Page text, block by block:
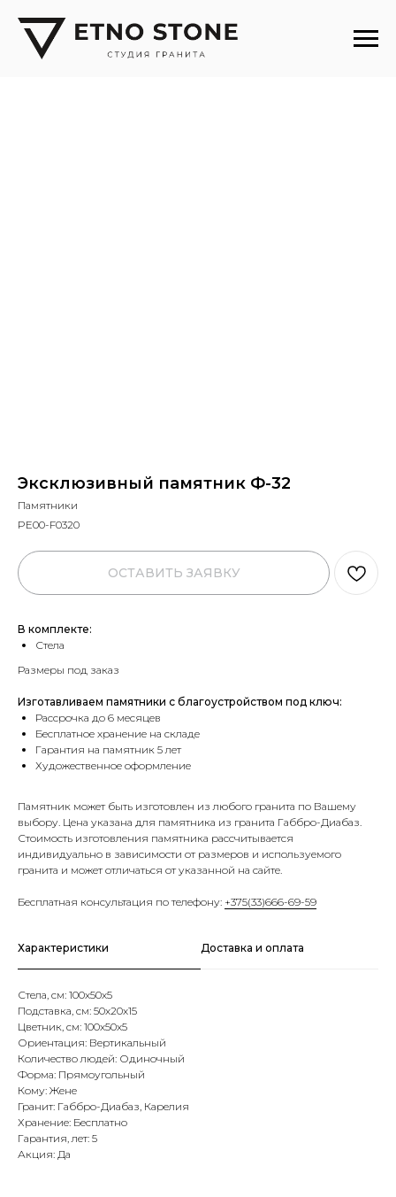
Эксклюзивный памятник Ф-32
Памятники
PE00-F0320
ОСТАВИТЬ ЗАЯВКУ
В комплекте:
Стела
Размеры под заказ
Изготавливаем памятники с благоустройством под ключ:
Рассрочка до 6 месяцев
Бесплатное хранение на складе
Гарантия на памятник 5 лет
Художественное оформление
Памятник может быть изготовлен из любого гранита по Вашему
выбору. Цена указана для памятника из гранита Габбро-Диабаз.
Стоимость изготовления памятника рассчитывается
индивидуально в зависимости от размеров и используемого
гранита и может отличаться от указанной на сайте.
Бесплатная консультация по телефону: +375(33)666-69-59
Характеристики Доставка и оплата
Стела, см: 100х50х5
Подставка, см: 50х20х15
Цветник, см: 100х50х5
Ориентация: Вертикальный
Количество людей: Одиночный
Форма: Прямоугольный
Кому: Жене
Гранит: Габбро-Диабаз, Карелия
Хранение: Бесплатно
Гарантия, лет: 5
Акция: Да